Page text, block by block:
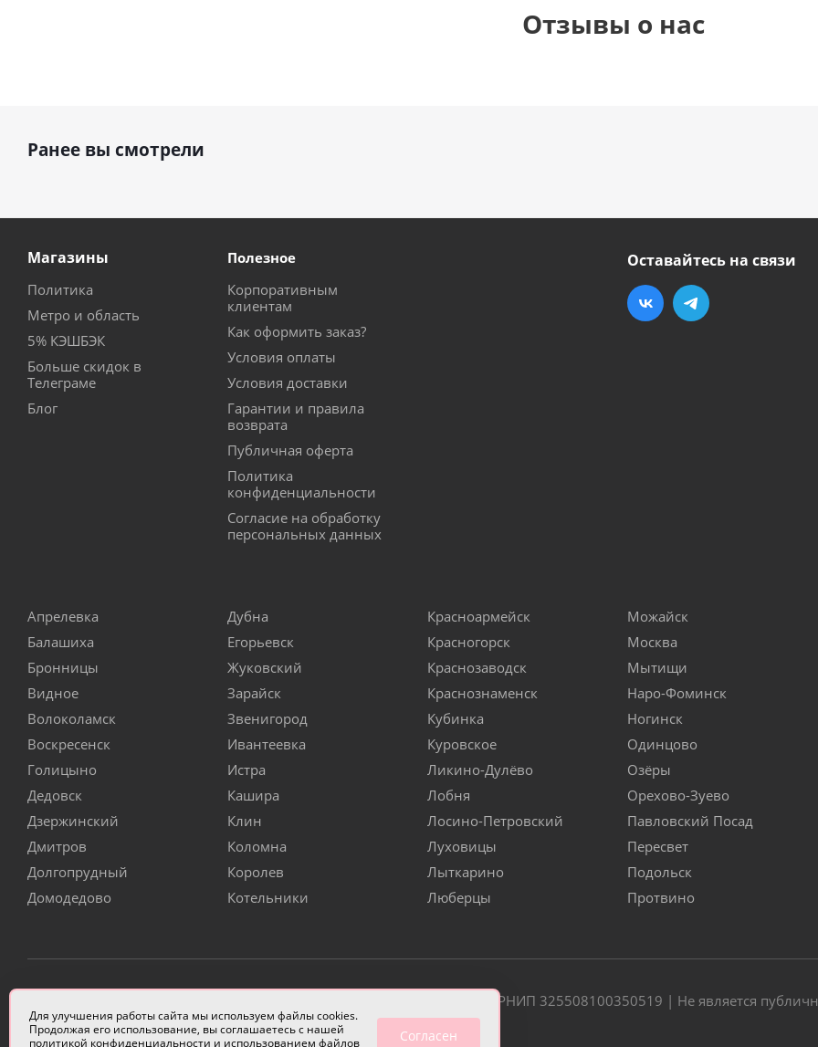
Отзывы о нас
Ранее вы смотрели
Магазины
Политика
Метро и область
5% КЭШБЭК
Больше скидок в
Телеграме
Блог
Полезное
Корпоративным
клиентам
Как оформить заказ?
Условия оплаты
Условия доставки
Гарантии и правила
возврата
Публичная оферта
Политика
конфиденциальности
Согласие на обработку
персональных данных
Оставайтесь на связи
Апрелевка
Балашиха
Бронницы
Видное
Волоколамск
Воскресенск
Голицыно
Дедовск
Дзержинский
Дмитров
Долгопрудный
Домодедово
Дубна
Егорьевск
Жуковский
Зарайск
Звенигород
Ивантеевка
Истра
Кашира
Клин
Коломна
Королев
Котельники
Красноармейск
Красногорск
Краснозаводск
Краснознаменск
Кубинка
Куровское
Ликино-Дулёво
Лобня
Лосино-Петровский
Луховицы
Лыткарино
Люберцы
Можайск
Москва
Мытищи
Наро-Фоминск
Ногинск
Одинцово
Озёры
Орехово-Зуево
Павловский Посад
Пересвет
Подольск
Протвино
ИП Чулкова Анастасия Александровна ИНН 331405822720 | ОГРН/ОГРНИП 325508100350519 | Не является
Для улучшения работы сайта мы используем файлы cookies.
Продолжая его использование, вы соглашаетесь с нашей
политикой конфиденциальности и использованием файлов Согласен